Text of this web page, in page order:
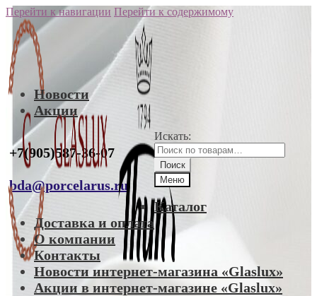
Перейти к навигации Перейти к содержимому
Новости
Акции
+7(905)587-36-07
bda@porcelarus.ru
Искать:
Поиск
Меню
Каталог
Доставка и оплата
О компании
Контакты
Новости интернет-магазина «Glaslux»
Акции в интернет-магазине «Glaslux»